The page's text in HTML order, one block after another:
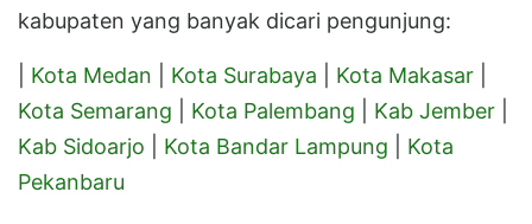
kabupaten yang banyak dicari pengunjung:
Kota Medan Kota Surabaya Kota Makasar
Kota Semarang
Kota Palembang Kab Jember
Kab Sidoarjo
Kota Bandar Lampung
Kota
Pekanbaru